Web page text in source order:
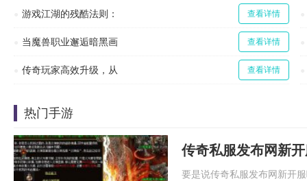
查看详情
游戏江湖的残酷法则：
查看详情
当魔兽职业邂逅暗黑画
查看详情
传奇玩家高效升级，从
热门手游
传奇私服发布网新
要是说传奇私服发布网新开